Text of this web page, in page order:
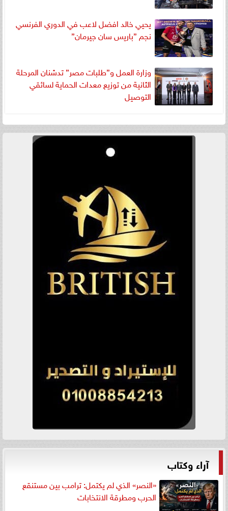
يحيي خالد افضل لاعب في الدوري الفرنسي
نجم ”باريس سان جيرمان”
وزارة العمل و”طلبات مصر” تدشنان المرحلة
الثانية من توزيع معدات الحماية لسائقي
التوصيل
آراء وكتاب
«النصر» الذي لم يكتمل: ترامب بين مستنقع
الحرب ومطرقة الانتخابات